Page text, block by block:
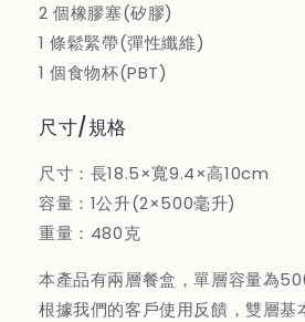
量
を
減
す
量
を
2 個橡膠塞(矽膠)
1 條鬆緊帶(彈性纖維)
1 個食物杯(PBT)
尺寸/規格
尺寸：長18.5×寬9.4×高10cm
容量：1公升(2×500毫升)
重量：480克
本產品有兩層餐盒，單層容量為
根據我們的客戶使用反饋，雙層基